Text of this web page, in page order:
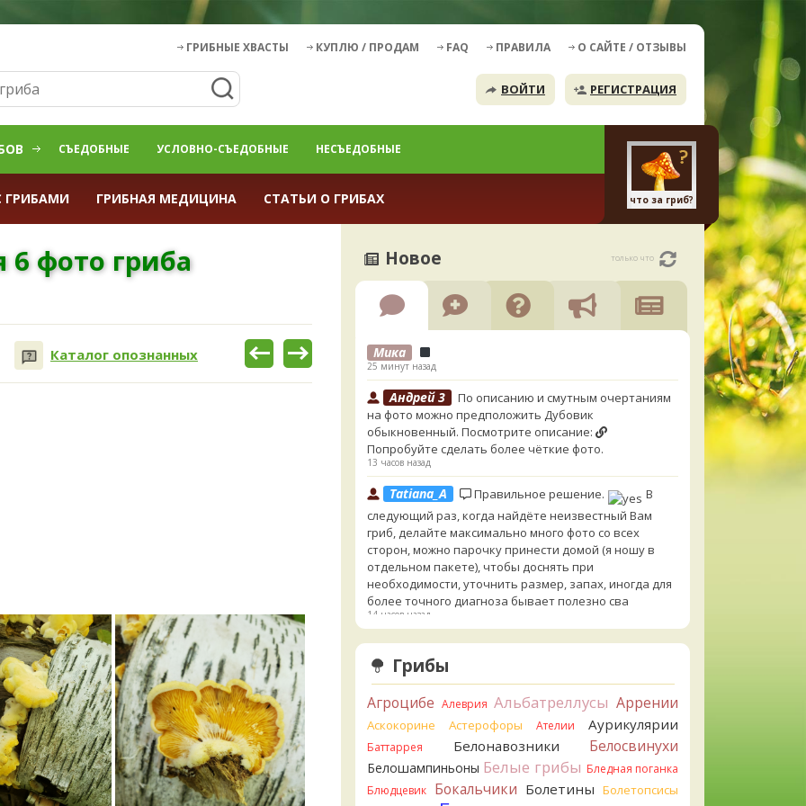
ГРИБНЫЕ ХВАСТЫ КУПЛЮ / ПРОДАМ FAQ ПРАВИЛА О САЙТЕ / ОТЗЫВЫ
ВОЙТИ РЕГИСТРАЦИЯ
СЪЕДОБНЫЕ УСЛОВНО-СЪЕДОБНЫЕ НЕСЪЕДОБНЫЕ
ГРИБАМИ ГРИБНАЯ МЕДИЦИНА СТАТЬИ О ГРИБАХ что за гриб?
фото гриба
Каталог опознанных
Новое только что
Мика
25 минут назад
Андрей 3
По описанию и смутным очертаниям
на фото можно предположить Дубовик
обыкновенный. Посмотрите описание:
Попробуйте сделать более чёткие фото.
13 часов назад
Tatiana_A Правильное решение.
В
следующий раз, когда найдёте неизвестный Вам
гриб, делайте максимально много фото со всех
сторон, можно парочку принести домой (я ношу в
отдельном пакете), чтобы доснять при
необходимости, уточнить размер, запах, иногда для
более точного диагноза бывает полезно сва
14 часов назад
Cult of Chanterelles
Я от греха подальше их
выкинул. Для не знающего человека эксперименты с
говорушками, наверное, плохая идея.
14 часов назад
Tatiana_A
Говорушек в этой цветовой гамме
- хоть пруд пруди, и далеко не все описаны на этом
сайте. И большинство из них как минимум
несъедобны. Ворончатая должна слабо пахнуть
миндалём. Из похожих есть, скажем, Желобчатая и
Грибы
Агроцибе Алеврия Альбатреллусы Аррении
Аскокорине Астерофоры Ателии Аурикулярии
Баттаррея Белонавозники Белосвинухи
Белошампиньоны Белые грибы Бледная поганка
Блюдцевик
Бокальчики Болетины Болетопсисы